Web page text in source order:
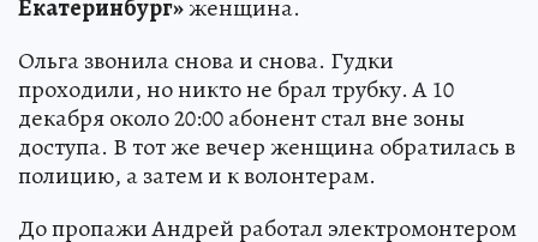
Екатеринбург»женщина.
Ольга звонила снова и снова. Гудки
проходили, но никто не брал трубку. А 10
декабря около 20:00 абонент стал вне зоны
доступа. В тот же вечер женщина обратилась в
полицию, а затем и к волонтерам.
До пропажи Андрей работал электромонтером